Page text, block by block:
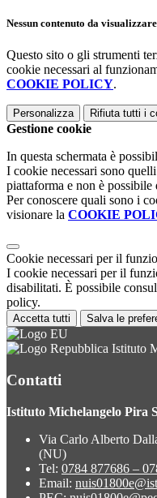
Nessun contenuto da visualizzare
Questo sito o gli strumenti
cookie necessari al
COOKIE POLICY.
Personalizza Rifiuta tutti i
Gestione cookie
In questa schermata è
I cookie necessari sono
piattaforma e non è
Per conoscere quali sono i
visionare la COOKIE
Cookie necessari per il
I cookie necessari per il
disabilitati. È possibile
policy.
Accetta tutti Salva le
Istituto
Contatti
Istituto Michelangelo Pira
Via Carlo Alberto
(NU)
Tel: 0784 877686 –
Email: